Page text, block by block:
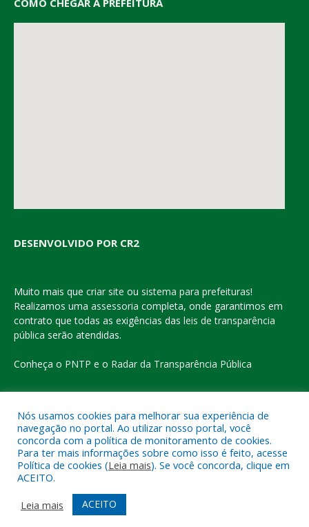
COMO CHEGAR À PREFEITURA
DESENVOLVIDO POR CR2
Muito mais que criar site ou sistema para prefeituras!
Realizamos uma assessoria completa, onde garantimos em
contrato que todas as exigências das leis de transparência
pública serão atendidas.
Conheça o PNTP e o Radar da Transparência Pública
Todos os direitos reservados a Prefeitura Municipal de Eldorado
do Carajás
Mapa do Site
Acessar o Webmail
Nós usamos cookies para melhorar sua experiência de
navegação no portal. Ao utilizar nosso portal, você
concorda com a política de monitoramento de cookies.
Para ter mais informações sobre como isso é feito, acesse
Política de cookies (Leia mais). Se você concorda, clique em
ACEITO.
Leia mais
ACEITO